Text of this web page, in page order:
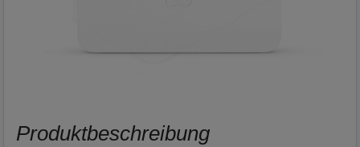
Produktbeschreibung